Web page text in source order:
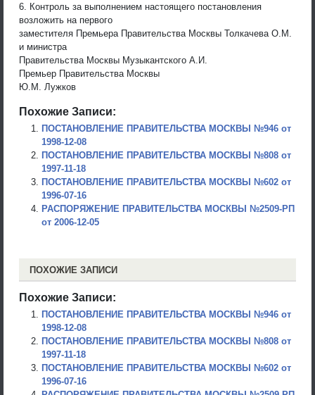
6. Контроль за выполнением настоящего постановления
возложить на первого
заместителя Премьера Правительства Москвы Толкачева О.М.
и министра
Правительства Москвы Музыкантского А.И.
Премьер Правительства Москвы
Ю.М. Лужков
Похожие Записи:
ПОСТАНОВЛЕНИЕ ПРАВИТЕЛЬСТВА МОСКВЫ №946 от
1998-12-08
ПОСТАНОВЛЕНИЕ ПРАВИТЕЛЬСТВА МОСКВЫ №808 от
1997-11-18
ПОСТАНОВЛЕНИЕ ПРАВИТЕЛЬСТВА МОСКВЫ №602 от
1996-07-16
РАСПОРЯЖЕНИЕ ПРАВИТЕЛЬСТВА МОСКВЫ №2509-РП
от 2006-12-05
ПОХОЖИЕ ЗАПИСИ
Похожие Записи:
ПОСТАНОВЛЕНИЕ ПРАВИТЕЛЬСТВА МОСКВЫ №946 от
1998-12-08
ПОСТАНОВЛЕНИЕ ПРАВИТЕЛЬСТВА МОСКВЫ №808 от
1997-11-18
ПОСТАНОВЛЕНИЕ ПРАВИТЕЛЬСТВА МОСКВЫ №602 от
1996-07-16